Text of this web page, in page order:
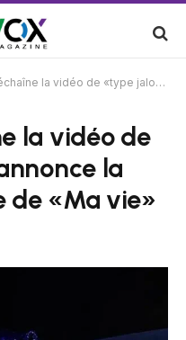
de «type jaloux» et annonce la tournée mondiale de «Ma vie»
la vidéo de
la
de «Ma vie»